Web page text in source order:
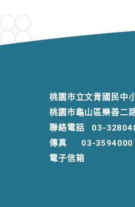
桃園市立文青國民中
桃園市龜山區樂善二
聯絡電話
03-
傳真
03-3594000
電子信箱